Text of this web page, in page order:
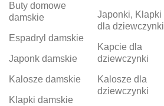
Buty domowe
damskie
Espadryl damskie
Japonk damskie
Kalosze damskie
Klapki damskie
Japonki, Klapki
dla dziewczynki
Kapcie dla
dziewczynki
Kalosze dla
dziewczynki